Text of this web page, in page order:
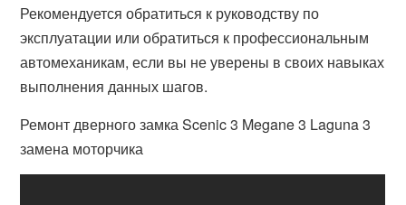
Рекомендуется обратиться к руководству по
эксплуатации или обратиться к профессиональным
автомеханикам, если вы не уверены в своих навыках
выполнения данных шагов.
Ремонт дверного замка Scenic 3 Megane 3 Laguna 3
замена моторчика